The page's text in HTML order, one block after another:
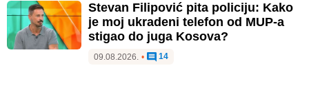
Stevan Filipović pita policiju: Kako
je moj ukradeni telefon od MUP-a
stigao do juga Kosova?
09.08.2026. • 14